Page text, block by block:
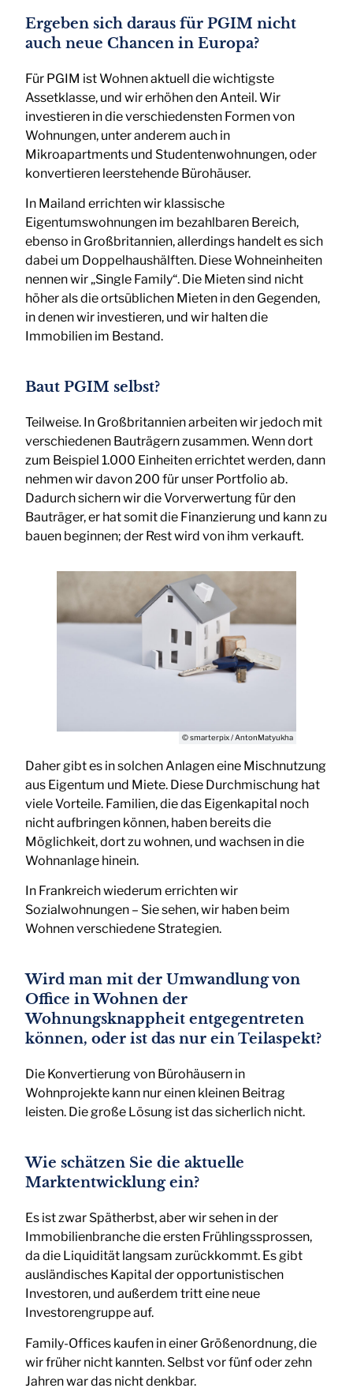
Ergeben sich daraus für PGIM nicht
auch neue Chancen in Europa?
Für PGIM ist Wohnen aktuell die wichtigste
Assetklasse, und wir erhöhen den Anteil. Wir
investieren in die verschiedensten Formen von
Wohnungen, unter anderem auch in
Mikroapartments und Studentenwohnungen, oder
konvertieren leerstehende Bürohäuser.
In Mailand errichten wir klassische
Eigentumswohnungen im bezahlbaren Bereich,
ebenso in Großbritannien, allerdings handelt es sich
dabei um Doppelhaushälften. Diese Wohneinheiten
nennen wir „Single Family“. Die Mieten sind nicht
höher als die ortsüblichen Mieten in den Gegenden,
in denen wir investieren, und wir halten die
Immobilien im Bestand.
Baut PGIM selbst?
Teilweise. In Großbritannien arbeiten wir jedoch mit
verschiedenen Bauträgern zusammen. Wenn dort
zum Beispiel 1.000 Einheiten errichtet werden, dann
nehmen wir davon 200 für unser Portfolio ab.
Dadurch sichern wir die Vorverwertung für den
Bauträger, er hat somit die Finanzierung und kann zu
bauen beginnen; der Rest wird von ihm verkauft.
© smarterpix / AntonMatyukha
Daher gibt es in solchen Anlagen eine Mischnutzung
aus Eigentum und Miete. Diese Durchmischung hat
viele Vorteile. Familien, die das Eigenkapital noch
nicht aufbringen können, haben bereits die
Möglichkeit, dort zu wohnen, und wachsen in die
Wohnanlage hinein.
In Frankreich wiederum errichten wir
Sozialwohnungen – Sie sehen, wir haben beim
Wohnen verschiedene Strategien.
Wird man mit der Umwandlung von
Office in Wohnen der
Wohnungsknappheit entgegentreten
können, oder ist das nur ein Teilaspekt?
Die Konvertierung von Bürohäusern in
Wohnprojekte kann nur einen kleinen Beitrag
leisten. Die große Lösung ist das sicherlich nicht.
Wie schätzen Sie die aktuelle
Marktentwicklung ein?
Es ist zwar Spätherbst, aber wir sehen in der
Immobilienbranche die ersten Frühlingssprossen,
da die Liquidität langsam zurückkommt. Es gibt
ausländisches Kapital der opportunistischen
Investoren, und außerdem tritt eine neue
Investorengruppe auf.
Family-Offices kaufen in einer Größenordnung, die
wir früher nicht kannten. Selbst vor fünf oder zehn
Jahren war das nicht denkbar.